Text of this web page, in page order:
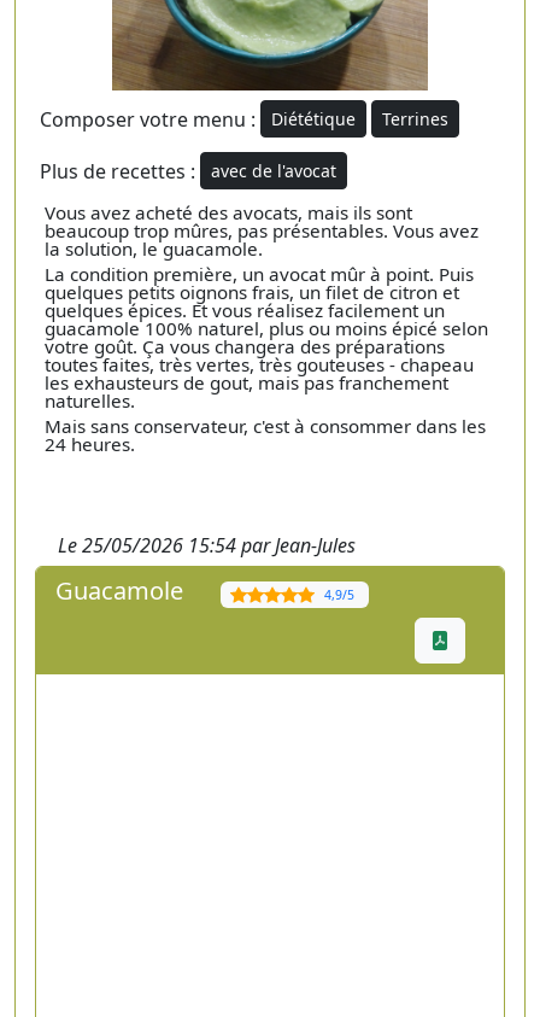
Composer votre menu : Diététique Terrines
Plus de recettes : avec de l'avocat
Vous avez acheté des avocats, mais ils sont
beaucoup trop mûres, pas présentables. Vous avez
la solution, le guacamole.
La condition première, un avocat mûr à point. Puis
quelques petits oignons frais, un filet de citron et
quelques épices. Et vous réalisez facilement un
guacamole 100% naturel, plus ou moins épicé selon
votre goût. Ça vous changera des préparations
toutes faites, très vertes, très gouteuses - chapeau
les exhausteurs de gout, mais pas franchement
naturelles.
Mais sans conservateur, c'est à consommer dans les
24 heures.
Le 25/05/2026 15:54 par Jean-Jules
Guacamole 4,9/5